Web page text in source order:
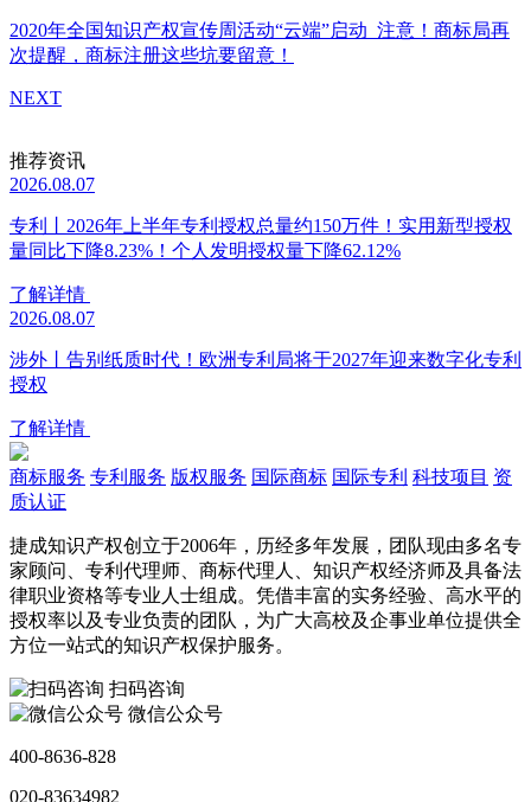
2020年全国知识产权宣传周活动“云端”启动 注意！商标局再
次提醒，商标注册这些坑要留意！
NEXT
推荐资讯
2026.08.07
专利丨2026年上半年专利授权总量约150万件！实用新型授权
量同比下降8.23%！个人发明授权量下降62.12%
了解详情
2026.08.07
涉外丨告别纸质时代！欧洲专利局将于2027年迎来数字化专利
授权
了解详情
商标服务 专利服务 版权服务 国际商标 国际专利 科技项目 资
质认证
捷成知识产权创立于2006年，历经多年发展，团队现由多名专
家顾问、专利代理师、商标代理人、知识产权经济师及具备法
律职业资格等专业人士组成。凭借丰富的实务经验、高水平的
授权率以及专业负责的团队，为广大高校及企事业单位提供全
方位一站式的知识产权保护服务。
扫码咨询
微信公众号
400-8636-828
020-83634982